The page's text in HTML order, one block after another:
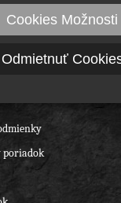
Cookies Možnosti
Odmietnuť
brusivo
a pílové kotúče
vrtáky a frézy
poriadok